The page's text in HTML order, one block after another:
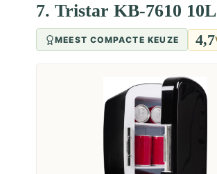
7. Tristar KB-7610 10L
MEEST COMPACTE KEUZE 4,7